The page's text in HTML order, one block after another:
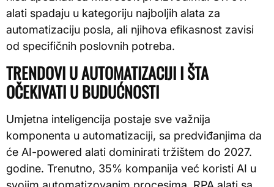
alati spadaju u kategoriju najboljih alata za
automatizaciju posla, ali njihova efikasnost zavisi
od specifičnih poslovnih potreba.
TRENDOVI U AUTOMATIZACIJI I ŠTA
OČEKIVATI U BUDUĆNOSTI
Umjetna inteligencija postaje sve važnija
komponenta u automatizaciji, sa predviđanjima da
će AI-powered alati dominirati tržištem do 2027.
godine. Trenutno, 35% kompanija već koristi AI u